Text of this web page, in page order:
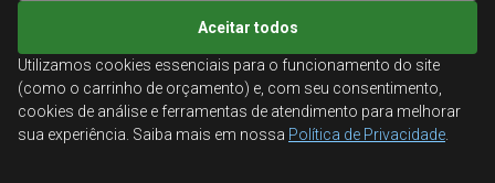
Lixeiras
Mapa de produtos
Aceitar todos
Utilizamos cookies essenciais para o funcionamento do site
(como o carrinho de orçamento) e, com seu consentimento,
cookies de análise e ferramentas de atendimento para melhorar
sua experiência. Saiba mais em nossa Política de Privacidade